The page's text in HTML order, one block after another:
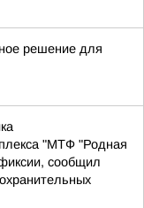
решение для
"МТФ "Родная
сообщил